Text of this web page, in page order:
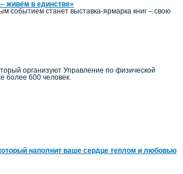
живём в единстве»
событием станет выставка-ярмарка книг – свою
организуют Управление по физической
более 600 человек.
наполнит ваше сердце теплом и любовью